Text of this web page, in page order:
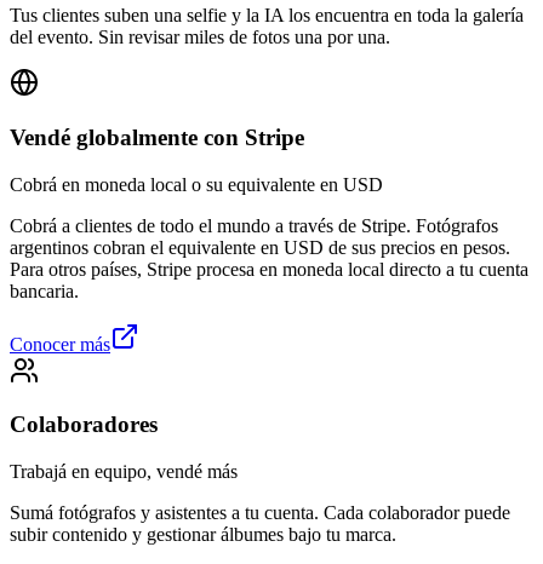
Tus clientes suben una selfie y la IA los encuentra en toda la galería
del evento. Sin revisar miles de fotos una por una.
Vendé globalmente con Stripe
Cobrá en moneda local o su equivalente en USD
Cobrá a clientes de todo el mundo a través de Stripe. Fotógrafos
argentinos cobran el equivalente en USD de sus precios en pesos.
Para otros países, Stripe procesa en moneda local directo a tu cuenta
bancaria.
Conocer más
Colaboradores
Trabajá en equipo, vendé más
Sumá fotógrafos y asistentes a tu cuenta. Cada colaborador puede
subir contenido y gestionar álbumes bajo tu marca.